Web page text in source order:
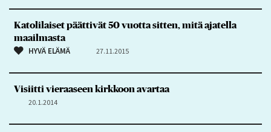
Katolilaiset päättivät 50 vuotta sitten, mitä ajatella
maailmasta
HYVÄ ELÄMÄ 27.11.2015
Visiitti vieraaseen kirkkoon avartaa
20.1.2014